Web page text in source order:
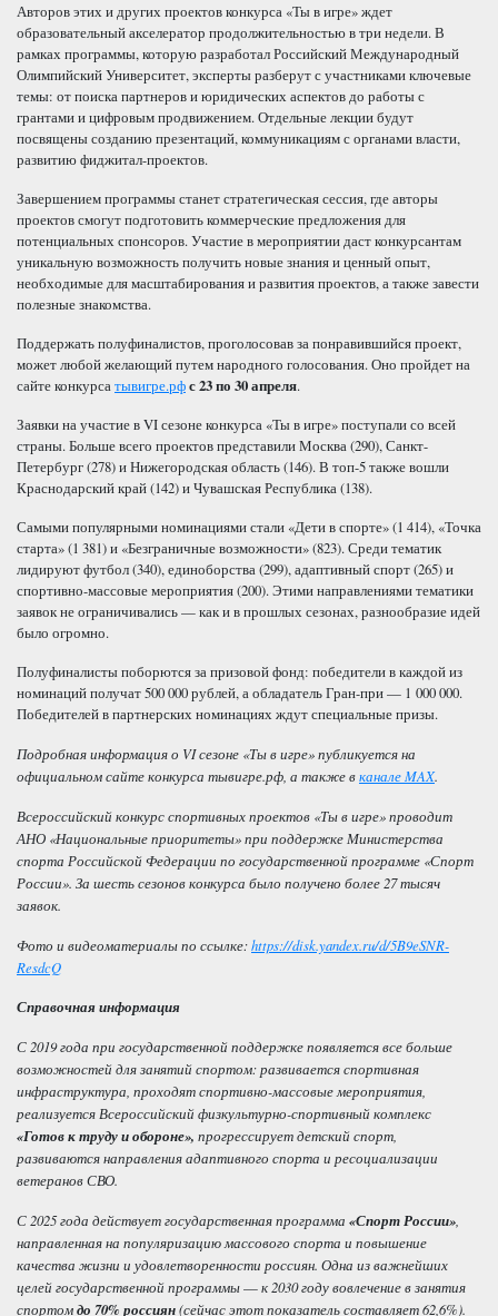
Авторов этих и других проектов конкурса «Ты в игре» ждет
образовательный акселератор продолжительностью в три недели. В
рамках программы, которую разработал Российский Международный
Олимпийский Университет, эксперты разберут с участниками ключевые
темы: от поиска партнеров и юридических аспектов до работы с
грантами и цифровым продвижением. Отдельные лекции будут
посвящены созданию презентаций, коммуникациям с органами власти,
развитию фиджитал-проектов.
Завершением программы станет стратегическая сессия, где авторы
проектов смогут подготовить коммерческие предложения для
потенциальных спонсоров. Участие в мероприятии даст конкурсантам
уникальную возможность получить новые знания и ценный опыт,
необходимые для масштабирования и развития проектов, а также завести
полезные знакомства.
Поддержать полуфиналистов, проголосовав за понравившийся проект,
может любой желающий путем народного голосования. Оно пройдет на
сайте конкурсатывигре.рфс 23 по 30 апреля.
Заявки на участие в VI сезоне конкурса «Ты в игре» поступали со всей
страны. Больше всего проектов представили Москва (290), Санкт-
Петербург (278) и Нижегородская область (146). В топ-5 также вошли
Краснодарский край (142) и Чувашская Республика (138).
Самыми популярными номинациями стали «Дети в спорте» (1 414), «Точка
старта» (1 381) и «Безграничные возможности» (823). Среди тематик
лидируют футбол (340), единоборства (299), адаптивный спорт (265) и
спортивно-массовые мероприятия (200). Этими направлениями тематики
заявок не ограничивались — как и в прошлых сезонах, разнообразие идей
было огромно.
Полуфиналисты поборются за призовой фонд: победители в каждой из
номинаций получат 500 000 рублей, а обладатель Гран-при — 1 000 000.
Победителей в партнерских номинациях ждут специальные призы.
Подробная информация о VI сезоне «Ты в игре» публикуется на
официальном сайте конкурса тывигре.рф, а также вканале MAX.
Всероссийский конкурс спортивных проектов «Ты в игре» проводит
АНО «Национальные приоритеты» при поддержке Министерства
спорта Российской Федерации по государственной программе «Спорт
России». За шесть сезонов конкурса было получено более 27 тысяч
заявок.
Фото и видеоматериалы по ссылке:https://disk.yandex.ru/d/5B9eSNR-
ResdcQ
Справочная информация
С 2019 года при государственной поддержке появляется все больше
возможностей для занятий спортом: развивается спортивная
инфраструктура, проходят спортивно-массовые мероприятия,
реализуется Всероссийский физкультурно-спортивный комплекс
«Готов к труду и обороне», прогрессирует детский спорт,
развиваются направления адаптивного спорта и ресоциализации
ветеранов СВО.
С 2025 года действует государственная программа «Спорт России»
направленная на популяризацию массового спорта и повышение
качества жизни и удовлетворенности россиян. Одна из важнейших
целей государственной программы—к 2030 году вовлечение в занятия
спортомдо 70% россиян(сейчас этот показатель составляет 62,6%).